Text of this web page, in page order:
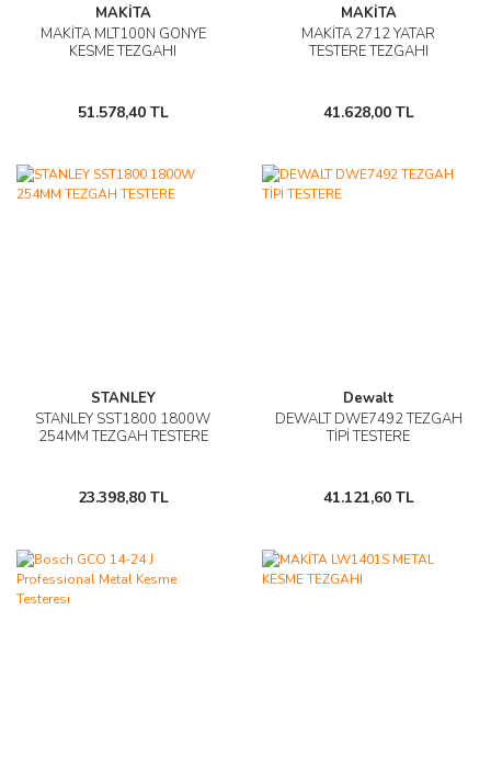
MAKİTA
MAKİTA MLT100N GONYE
KESME TEZGAHI
51.578,40 TL
MAKİTA
MAKİTA 2712 YATAR
TESTERE TEZGAHI
41.628,00 TL
STANLEY
STANLEY SST1800 1800W
254MM TEZGAH TESTERE
23.398,80 TL
Dewalt
DEWALT DWE7492 TEZGAH
TİPİ TESTERE
41.121,60 TL